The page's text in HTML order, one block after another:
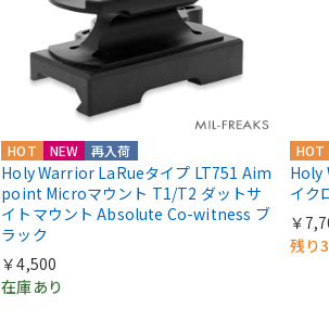
HOT NEW 再入荷
Holy Warrior LaRueタイプ LT751 Aim
point Microマウント T1/T2 ダットサ
イトマウント Absolute Co-witness ブ
ラック
￥4,500
在庫あり
HOT
Holy
イク
￥
残り